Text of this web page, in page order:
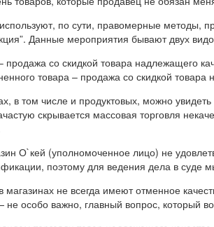
по сути, правомерные методы,
Данные мероприятия бывают двух
продажа со скидкой товара надлежащего
товара – продажа со скидкой товара
в том числе и продуктовых, можно
скрывается массовая торговля
О`кей (уполномоченное лицо) не
поэтому для ведения дела в суде
магазинах не всегда имеют отменное
особо важно, главный вопрос, который